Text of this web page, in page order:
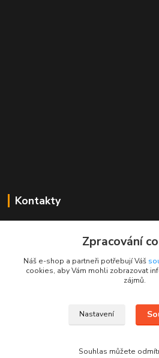
Kontakty
+420 725 613 837
info@rajklubicek.cz
Zpracování
Náš e-shop a partneři potřebují Váš
cookies, aby Vám mohli zobrazovat
zájmů.
Nastavení
Souhlas můžete